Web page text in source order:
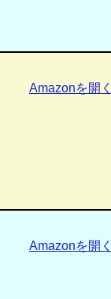
Amazonを開く
Amazonを開く